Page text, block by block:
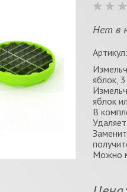
Нет в
яблок,
яблок
В
Можно